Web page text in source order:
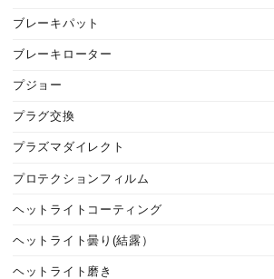
ブレーキパット
ブレーキローター
プジョー
プラグ交換
プラズマダイレクト
プロテクションフィルム
ヘットライトコーティング
ヘットライト曇り(結露）
ヘットライト磨き